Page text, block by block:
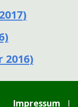
17)
2016)
Impressum I